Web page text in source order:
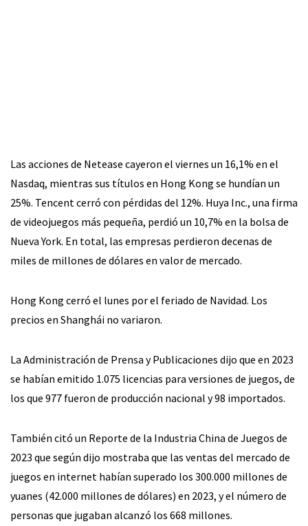
Las acciones de Netease cayeron el viernes un 16,1% en el
Nasdaq, mientras sus títulos en Hong Kong se hundían un
25%. Tencent cerró con pérdidas del 12%. Huya Inc., una firma
de videojuegos más pequeña, perdió un 10,7% en la bolsa de
Nueva York. En total, las empresas perdieron decenas de
miles de millones de dólares en valor de mercado.
Hong Kong cerró el lunes por el feriado de Navidad. Los
precios en Shanghái no variaron.
La Administración de Prensa y Publicaciones dijo que en 2023
se habían emitido 1.075 licencias para versiones de juegos, de
los que 977 fueron de producción nacional y 98 importados.
También citó un Reporte de la Industria China de Juegos de
2023 que según dijo mostraba que las ventas del mercado de
juegos en internet habían superado los 300.000 millones de
yuanes (42.000 millones de dólares) en 2023, y el número de
personas que jugaban alcanzó los 668 millones.